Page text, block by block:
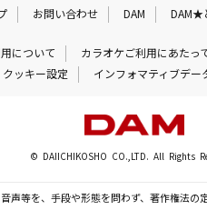
お問い合わせ DAM DAM★
について カラオケご利用にあたっ
クッキー設定 インフォマティブデー
© DAIICHIKOSHO CO.,LTD. All Rights
声等を、手段や形態を問わず、著作権法